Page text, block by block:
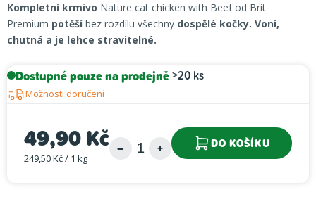
Kompletní krmivo Nature cat chicken with Beef od Brit
Premium potěšíbez rozdílu všechny dospělé kočky. Voní,
chutná a je lehce stravitelné.
Dostupné pouze na prodejně>20 ks
Možnosti doručení
49,90 Kč
Měrná cena:
249,50 Kč / 1 kg
DO KOŠÍKU